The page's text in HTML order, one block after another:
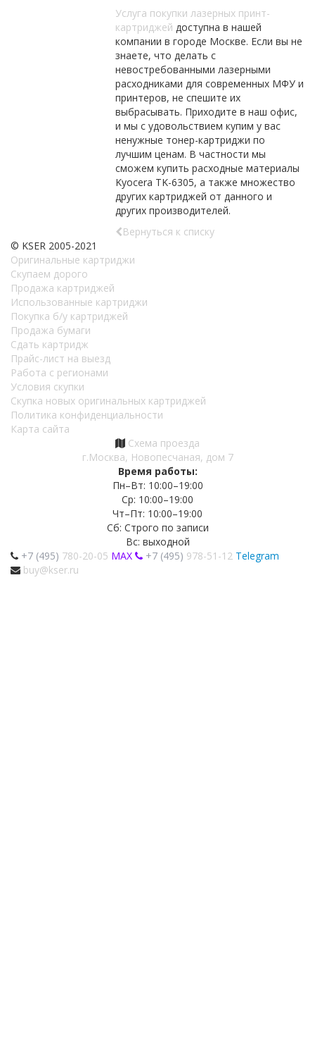
Услуга покупки лазерных принт-
картриджей доступна в нашей
компании в городе Москве. Если вы не
знаете, что делать с
невостребованными лазерными
расходниками для современных МФУ и
принтеров, не спешите их
выбрасывать. Приходите в наш офис,
и мы с удовольствием купим у вас
ненужные тонер-картриджи по
лучшим ценам. В частности мы
сможем купить расходные материалы
Kyocera TK-6305, а также множество
других картриджей от данного и
других производителей.
Вернуться к списку
© KSER 2005-2021
Оригинальные картриджи
Скупаем дорого
Продажа картриджей
Использованные картриджи
Покупка б/у картриджей
Продажа бумаги
Сдать картридж
Прайс-лист на выезд
Работа с регионами
Условия скупки
Скупка новых оригинальных картриджей
Политика конфиденциальности
Карта сайта
Схема проезда
г.Москва, Новопесчаная, дом 7
Время работы:
Пн–Вт: 10:00–19:00
Ср: 10:00–19:00
Чт–Пт: 10:00–19:00
Сб: Строго по записи
Вс: выходной
+7 (495) 780-20-05 MAX +7 (495) 978-51-12 Telegram
buy@kser.ru